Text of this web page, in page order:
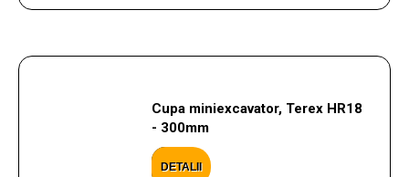
Cupa miniexcavator, Terex HR18
- 300mm
DETALII